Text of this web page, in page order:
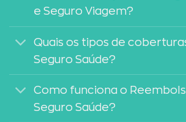
e Seguro Viagem?
Quais os tipos de
Seguro Saúde?
Como funciona o
Seguro Saúde?